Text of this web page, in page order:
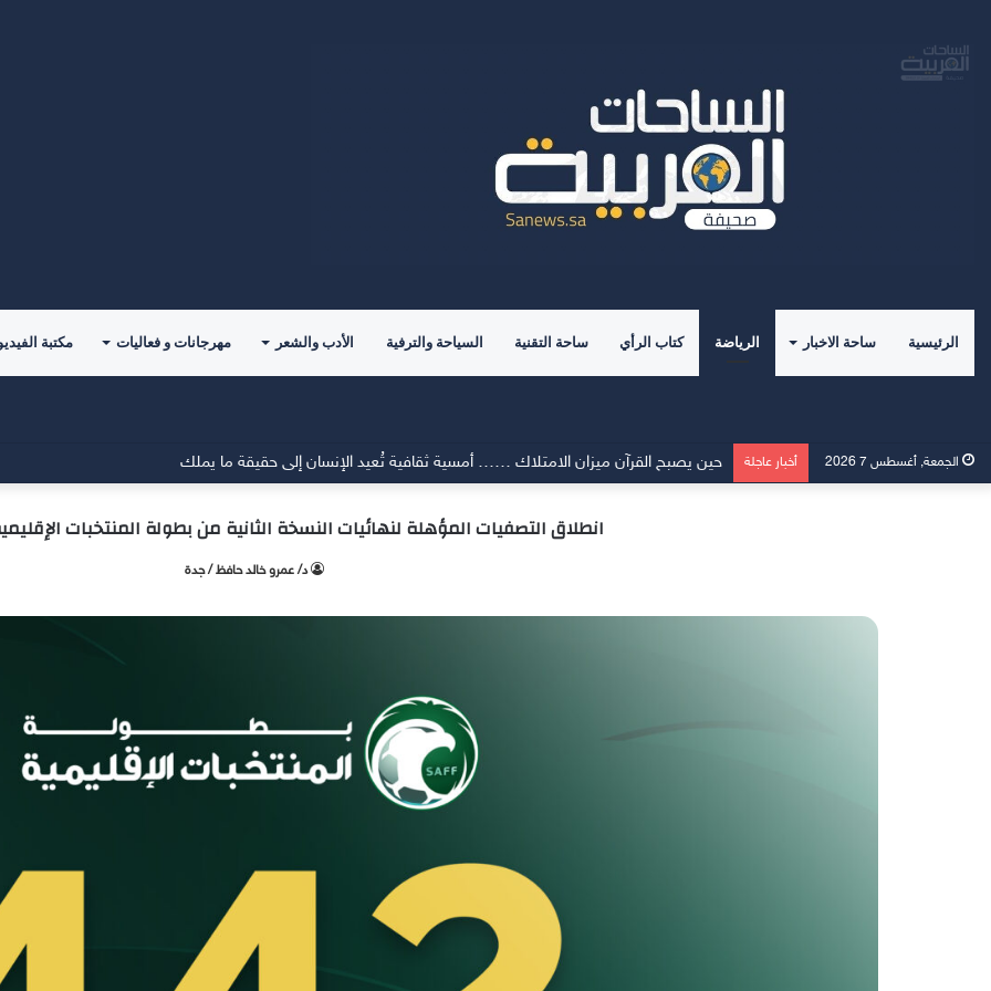
الرئيسية ساحة الاخبار الرياضة كتاب الرأي ساحة التقنية السياحة والترفية الأدب والشعر مهرجانات و فعاليات مكتبة
الجمعة, أغسطس 7 2026 أخبار عاجلة Momcozy توسّع نطاق دعم الرضاعة الطبيعية في الشرق الأوسط
د/ عمرو خالد حافظ / جدة